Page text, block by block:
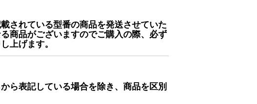
されている型番の商品を発送させていた
商品がございますのでご購入の際、必ず
上げます。
ら表記している場合を除き、商品を区別